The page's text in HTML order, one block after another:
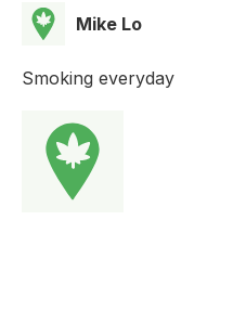
Mike Lo
Smoking everyday